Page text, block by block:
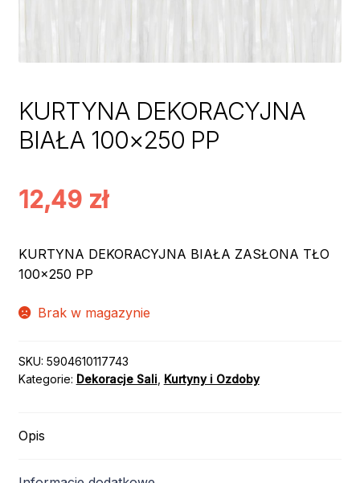
KURTYNA DEKORACYJNA
BIAŁA 100×250 PP
12,49 zł
KURTYNA DEKORACYJNA BIAŁA ZASŁONA TŁO
100×250 PP
Brak w magazynie
SKU: 5904610117743
Kategorie: Dekoracje Sali, Kurtyny i Ozdoby
Opis